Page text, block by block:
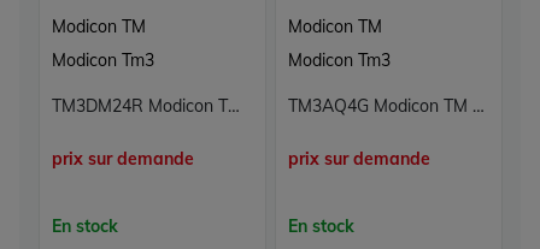
Modicon TM
Modicon Tm3
TM3DM24R Modicon TM Schneider Telemecanique
prix sur demande
En stock
Modicon TM
Modicon Tm3
TM3AQ4G Modicon TM Schneider Telemecanique
prix sur demande
En stock